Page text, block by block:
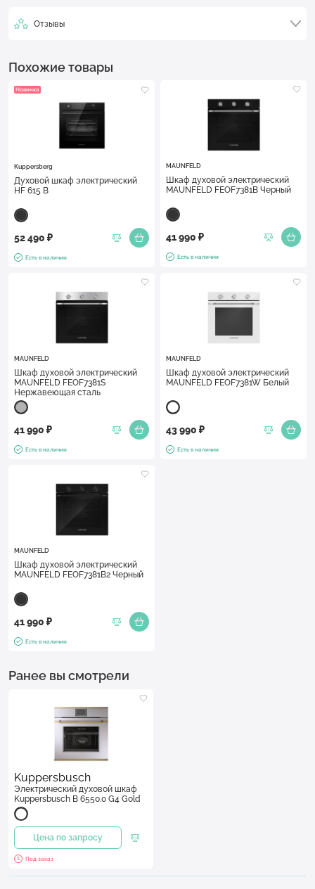
Отзывы
Похожие товары
Новинка
Kuppersberg
Духовой шкаф электрический
HF 615 B
52 490 ₽
Есть в наличии
MAUNFELD
Шкаф духовой электрический
MAUNFELD FEOF7381B Черный
41 990 ₽
Есть в наличии
MAUNFELD
Шкаф духовой электрический
MAUNFELD FEOF7381S
Нержавеющая сталь
41 990 ₽
Есть в наличии
MAUNFELD
Шкаф духовой электрический
MAUNFELD FEOF7381W Белый
43 990 ₽
Есть в наличии
MAUNFELD
Шкаф духовой электрический
MAUNFELD FEOF7381B2 Черный
41 990 ₽
Есть в наличии
Ранее вы смотрели
Kuppersbusch
Электрический духовой шкаф
Kuppersbusch B 6550.0 G4 Gold
Цена по запросу
Под заказ